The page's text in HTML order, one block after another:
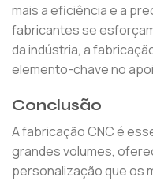
mais a eficiência e a
fabricantes se
da indústria, a
elemento-chave no
Conclusão
A fabricação CNC é
grandes volumes,
personalização que os